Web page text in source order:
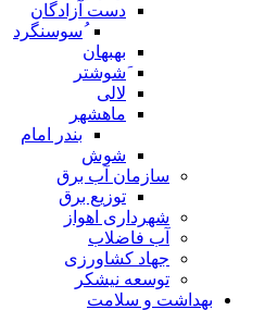
دست آزادگان
ُسوسنگرد
بهبهان
َشوشتر
لالی
ماهشهر
بندر امام
شوش
سازمان آب برق
توزیع برق
شهرداری اهواز
آب فاضلاب
جهاد کشاورزی
توسعه نیشکر
بهداشت و سلامت